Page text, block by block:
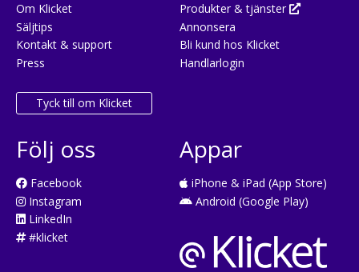
Om Klicket
Säljtips
Kontakt & support
Press
Tyck till om Klicket
Produkter & tjänster
Annonsera
Bli kund hos Klicket
Handlarlogin
Följ oss
Facebook
Instagram
LinkedIn
#klicket
Appar
iPhone & iPad (App Store)
Android (Google Play)